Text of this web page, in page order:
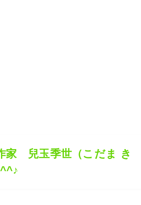
家 兒玉季世（こだま き